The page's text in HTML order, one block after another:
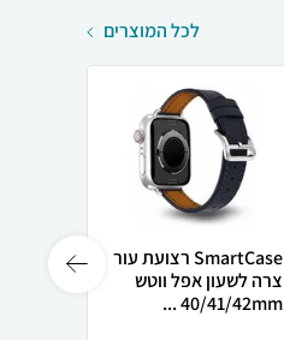
לכל המוצרים
SmartCase רצועת עור
צרה לשעון אפל ווטש
40/41/42mm ...